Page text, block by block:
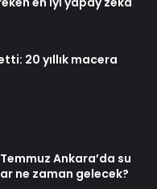
20 yıllık macera
Ankara’da su
ne zaman gelecek?